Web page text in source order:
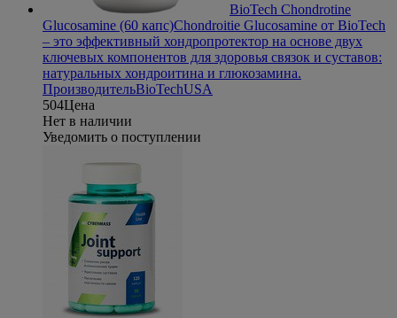
BioTech Chondrotine
Glucosamine (60 капс)Chondroitie Glucosamine от BioTech
– это эффективный хондропротектор на основе двух
ключевых компонентов для здоровья связок и суставов:
натуральных хондроитина и глюкозамина.
ПроизводительBioTechUSA
504Цена
Нет в наличии
Уведомить о поступлении